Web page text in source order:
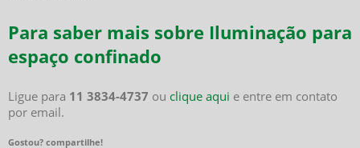
Para saber mais sobre Iluminação para
espaço confinado
Ligue para 11 3834-4737 ou clique aqui e entre em contato
por email.
Gostou? compartilhe!